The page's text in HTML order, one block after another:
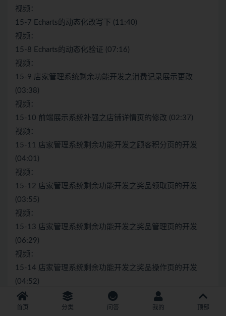
视频：
15-7 Echarts的动态化改写下 (11:40)
视频：
15-8 Echarts的动态化验证 (07:16)
视频：
15-9 店家管理系统剩余功能开发之消费记录展示更改
(03:38)
视频：
15-10 前端展示系统补强之店铺详情页的修改 (02:37)
视频：
15-11 店家管理系统剩余功能开发之顾客积分页的开发
(04:01)
视频：
15-12 店家管理系统剩余功能开发之奖品领取页的开发
(03:55)
视频：
15-13 店家管理系统剩余功能开发之奖品管理页的开发
(06:29)
视频：
15-14 店家管理系统剩余功能开发之奖品操作页的开发
(04:52)
视频：
15-15 前端展示系统补强之店铺奖品列表页的开发 (09:01)
首页 分类 问答 我的 顶部